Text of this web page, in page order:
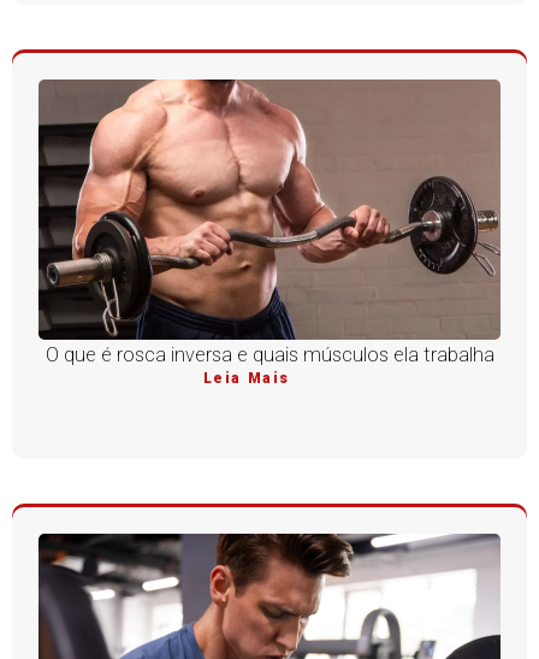
O que é rosca inversa e quais músculos ela trabalha
Leia Mais